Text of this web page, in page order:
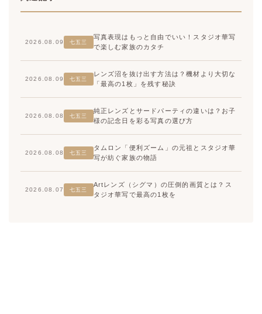
2026.08.09 七五三
写真表現はもっと自由でいい！スタジオ華写
で楽しむ家族のカタチ
2026.08.09 七五三
レンズ沼を抜け出す方法は？機材より大切な
「最高の1枚」を残す秘訣
2026.08.08 七五三
純正レンズとサードパーティの違いは？お子
様の記念日を彩る写真の選び方
2026.08.08 七五三
タムロン「便利ズーム」の元祖とスタジオ華
写が紡ぐ家族の物語
2026.08.07 七五三
Artレンズ（シグマ）の圧倒的画質とは？ス
タジオ華写で最高の1枚を